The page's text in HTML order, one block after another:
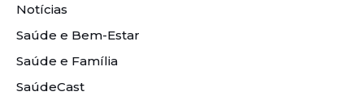
Notícias
Saúde e Bem-Estar
Saúde e Família
SaúdeCast